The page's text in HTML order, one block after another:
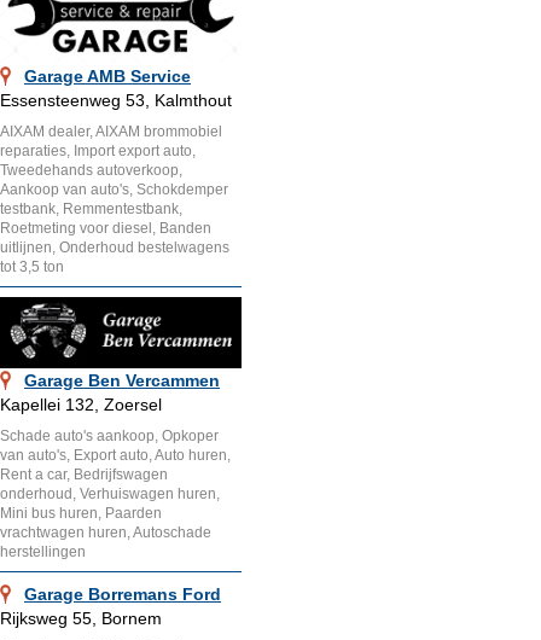
Garage AMB Service
Essensteenweg 53, Kalmthout
AIXAM dealer, AIXAM brommobiel
reparaties, Import export auto,
Tweedehands autoverkoop,
Aankoop van auto's, Schokdemper
testbank, Remmentestbank,
Roetmeting voor diesel, Banden
uitlijnen, Onderhoud bestelwagens
tot 3,5 ton
Garage Ben Vercammen
Kapellei 132, Zoersel
Schade auto's aankoop, Opkoper
van auto's, Export auto, Auto huren,
Rent a car, Bedrijfswagen
onderhoud, Verhuiswagen huren,
Mini bus huren, Paarden
vrachtwagen huren, Autoschade
herstellingen
Garage Borremans Ford
Rijksweg 55, Bornem